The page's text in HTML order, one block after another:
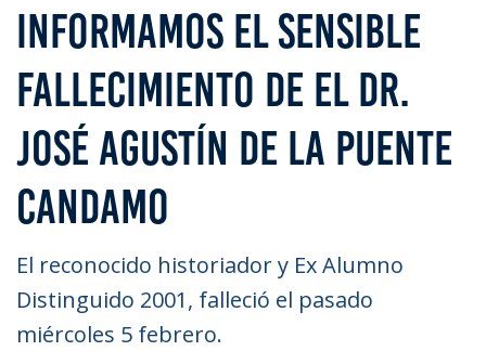
INFORMAMOS EL SENSIBLE
FALLECIMIENTO DE EL DR.
JOSÉ AGUSTÍN DE LA PUENTE
CANDAMO
El reconocido historiador y Ex Alumno
Distinguido 2001, falleció el pasado
miércoles 5 febrero.